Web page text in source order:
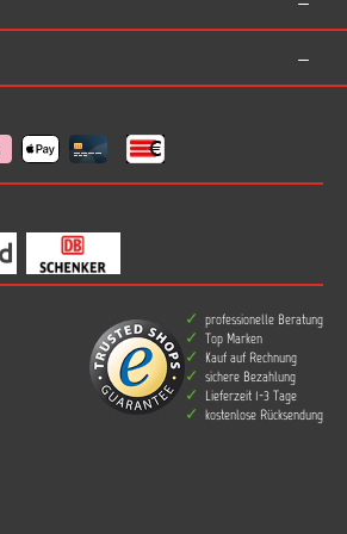
professionelle Beratung
Top Marken
Kauf auf Rechnung
sichere Bezahlung
Lieferzeit 1-3 Tage
kostenlose Rücksendung